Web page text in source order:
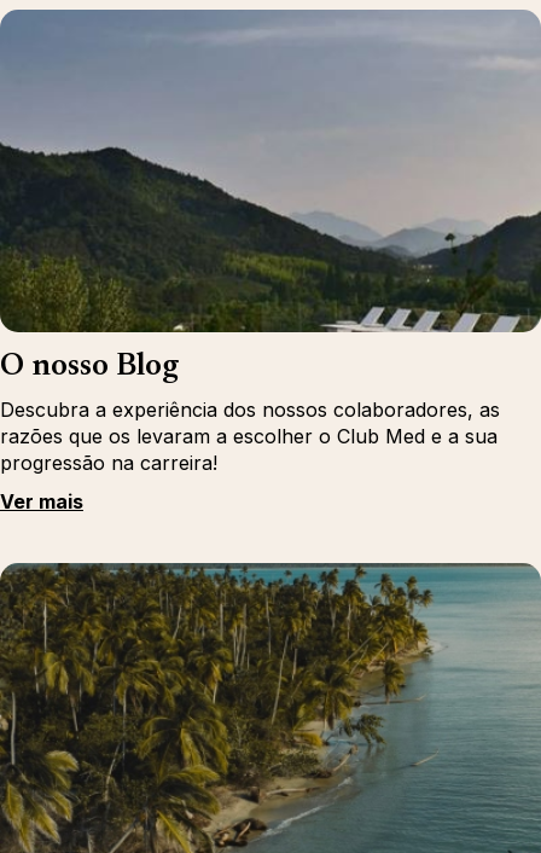
O nosso Blog
Descubra a experiência dos nossos colaboradores, as
razões que os levaram a escolher o Club Med e a sua
progressão na carreira!
Ver mais